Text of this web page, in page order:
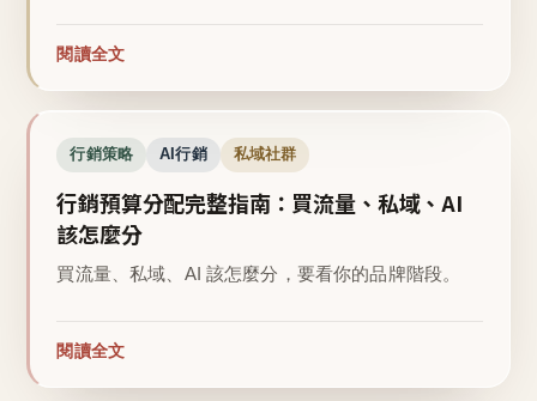
閱讀全文
行銷策略 AI行銷 私域社群
行銷預算分配完整指南：買流量、私域、AI
該怎麼分
買流量、私域、AI 該怎麼分，要看你的品牌階段。
閱讀全文